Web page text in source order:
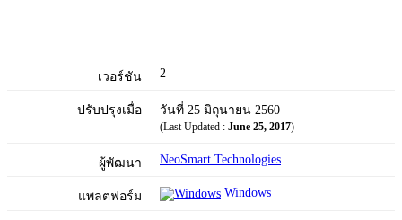
เวอร์ชัน 2
ปรับปรุงเมื่อ วันที่ 25 มิถุนายน 2560
(Last Updated : June 25, 2017)
ผู้พัฒนา NeoSmart Technologies
แพลตฟอร์ม Windows